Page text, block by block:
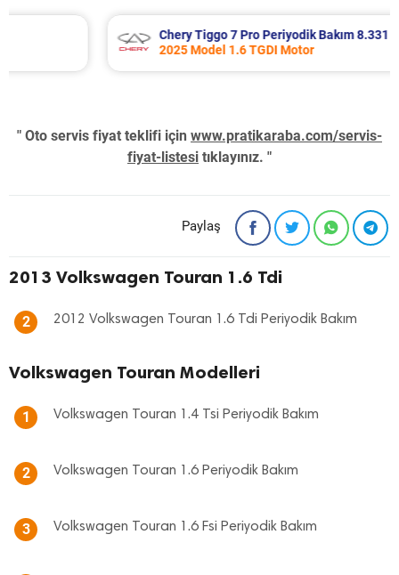
Chery Tiggo 7 Pro Periyodik Bakım 8.331 TL
2025 Model 1.6 TGDI Motor
" Oto servis fiyat teklifi için www.pratikaraba.com/servis-
fiyat-listesi tıklayınız. "
Paylaş
2013 Volkswagen Touran 1.6 Tdi
2 2012 Volkswagen Touran 1.6 Tdi Periyodik Bakım
Volkswagen Touran Modelleri
1 Volkswagen Touran 1.4 Tsi Periyodik Bakım
2 Volkswagen Touran 1.6 Periyodik Bakım
3 Volkswagen Touran 1.6 Fsi Periyodik Bakım